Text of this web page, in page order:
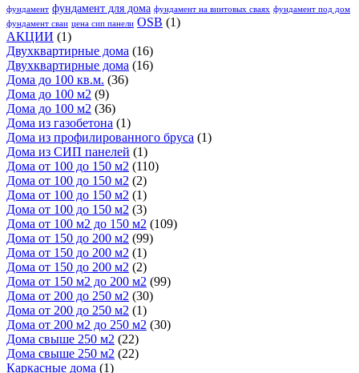
фундамент фундамент для дома фундамент на винтовых сваях фундамент под дом
фундамент сваи цена сип панели OSB (1)
АКЦИИ (1)
Двухквартирные дома (16)
Двухквартирные дома (16)
Дома до 100 кв.м. (36)
Дома до 100 м2 (9)
Дома до 100 м2 (36)
Дома из газобетона (1)
Дома из профилированного бруса (1)
Дома из СИП панелей (1)
Дома от 100 до 150 м2 (110)
Дома от 100 до 150 м2 (2)
Дома от 100 до 150 м2 (1)
Дома от 100 до 150 м2 (3)
Дома от 100 м2 до 150 м2 (109)
Дома от 150 до 200 м2 (99)
Дома от 150 до 200 м2 (1)
Дома от 150 до 200 м2 (2)
Дома от 150 м2 до 200 м2 (99)
Дома от 200 до 250 м2 (30)
Дома от 200 до 250 м2 (1)
Дома от 200 м2 до 250 м2 (30)
Дома свыше 250 м2 (22)
Дома свыше 250 м2 (22)
Каркасные дома (1)